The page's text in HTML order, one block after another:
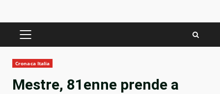
PRIMARY
Cronaca Italia
Mestre, 81enne prende a